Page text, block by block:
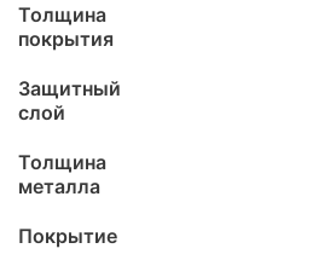
Толщина
покрытия
Защитный
слой
Толщина
металла
Покрытие